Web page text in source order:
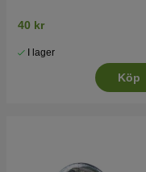
40 kr
I lager
Köp